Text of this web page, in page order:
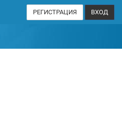
РЕГИСТРАЦИЯ ВХОД